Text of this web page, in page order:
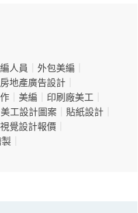
人員 外包美編
房地產廣告設計
美編 印刷廠美工
美工設計圖案 貼紙設計
覺設計報價